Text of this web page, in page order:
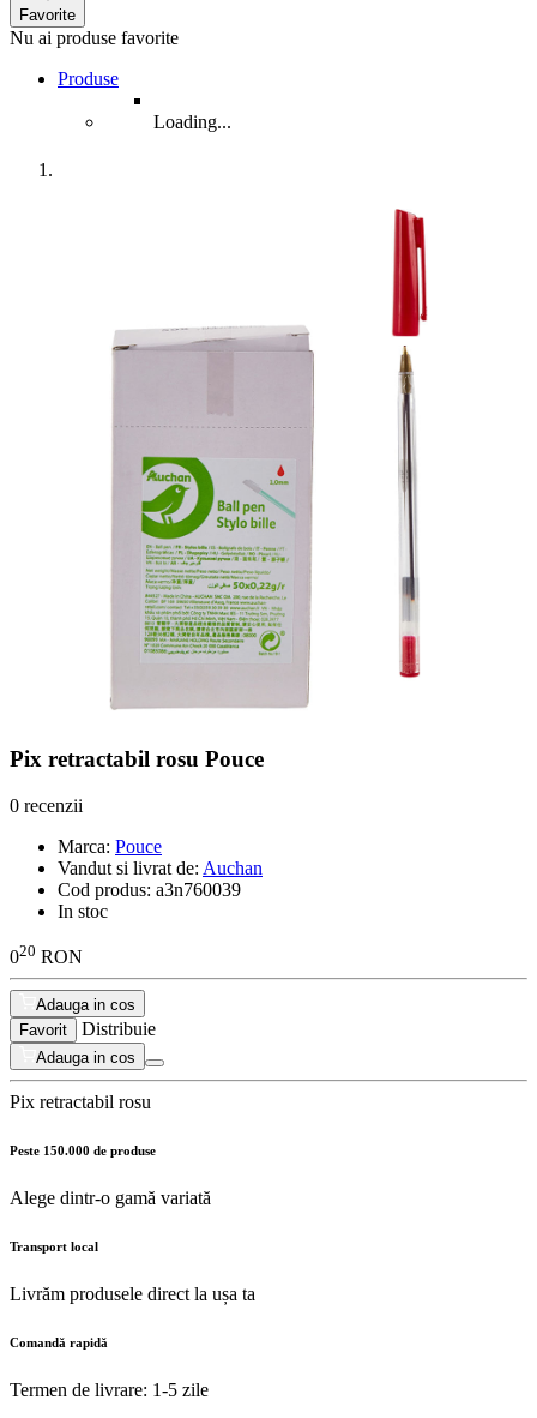
Favorite
Nu ai produse favorite
Produse
Loading...
Pix retractabil rosu Pouce
0 recenzii
Marca: Pouce
Vandut si livrat de: Auchan
Cod produs: a3n760039
In stoc
020 RON
Adauga in cos
Favorit
Distribuie
Adauga in cos
Pix retractabil rosu
Peste 150.000 de produse
Alege dintr-o gamă variată
Transport local
Livrăm produsele direct la ușa ta
Comandă rapidă
Termen de livrare: 1-5 zile